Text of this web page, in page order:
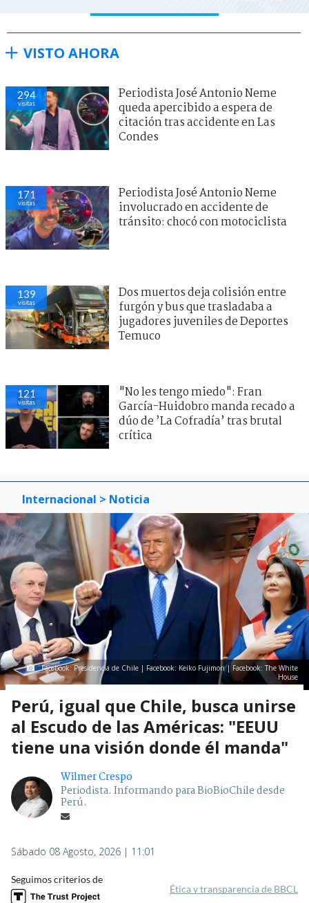
VISTO AHORA
294
visitas
Periodista José Antonio Neme
queda apercibido a espera de
citación tras accidente en Las
Condes
171
visitas
Periodista José Antonio Neme
involucrado en accidente de
tránsito: chocó con motociclista
139
visitas
Dos muertos deja colisión entre
furgón y bus que trasladaba a
jugadores juveniles de Deportes
Temuco
121
visitas
"No les tengo miedo": Fran
García-Huidobro manda recado a
dúo de ’La Cofradía’ tras brutal
crítica
Internacional > Noticia
Facebook: Presidencia de Chile | Facebook: Keiko Fujimori | Facebook: The White
House
Perú, igual que Chile, busca unirse
al Escudo de las Américas: "EEUU
tiene una visión donde él manda"
Wilmer Crespo
Periodista. Informando para BioBioChile desde
Perú.
Sábado 08 Agosto, 2026 | 11:01
Seguimos criterios de
Ética y transparencia de BBCL